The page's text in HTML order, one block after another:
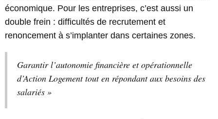
économique. Pour les entreprises, c’est aussi un
double frein : difficultés de recrutement et
renoncement à s’implanter dans certaines zones.
Garantir l’autonomie financière et opérationnelle
d’Action Logement tout en répondant aux besoins des
salariés »